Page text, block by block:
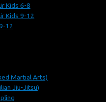
Kids 6-8
Kids 9-12
12
Martial Arts)
Jiu-Jitsu)